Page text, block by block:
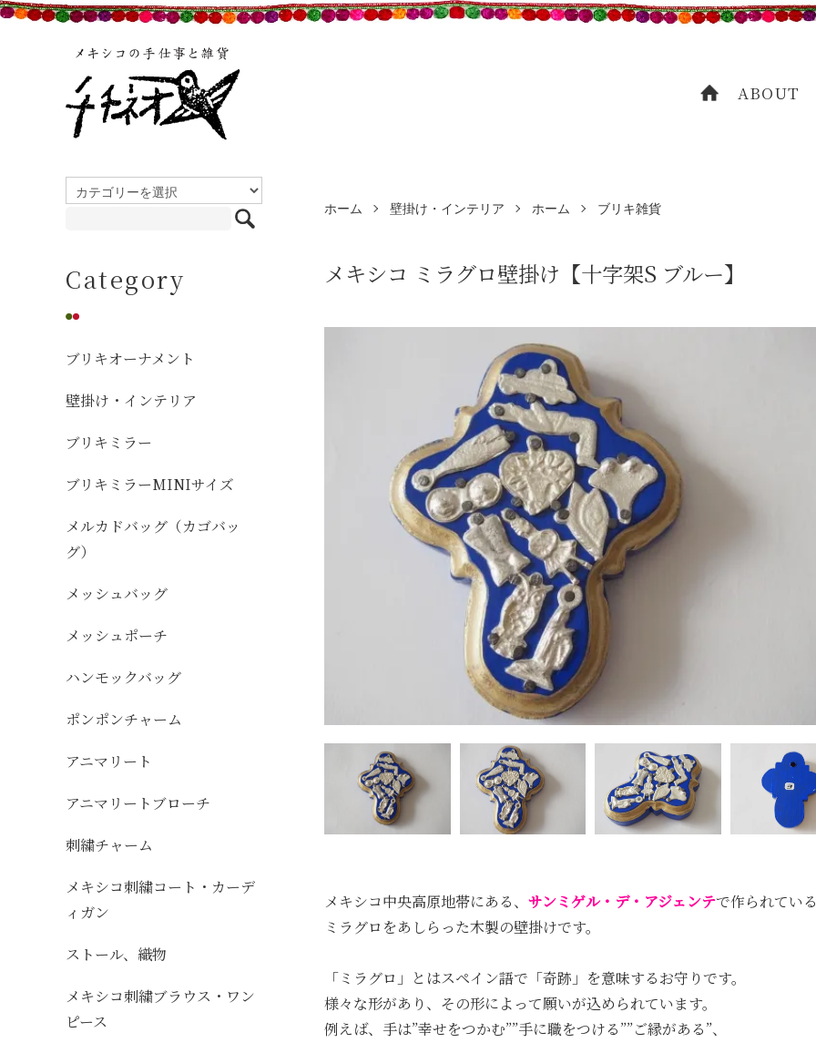
HOME
ABOUT
ホーム 壁掛け・インテリア ホーム ブリキ雑貨
メキシコ ミラグロ壁掛け【十字架S ブルー】
メキシコ中央高原地帯にある、 サンミゲル・デ・アジェンテで作られている
ミラグロをあしらった木製の壁掛けです。
「ミラグロ」とはスペイン語で「奇跡」を意味するお守りです。
様々な形があり、その形によって願いが込められています。
例えば、手は”幸せをつかむ””手に職をつける””ご縁がある”、
Category
ブリキオーナメント
壁掛け・インテリア
ブリキミラー
ブリキミラーMINIサイズ
メルカドバッグ（カゴバッ
グ）
メッシュバッグ
メッシュポーチ
ハンモックバッグ
ポンポンチャーム
アニマリート
アニマリートブローチ
刺繍チャーム
メキシコ刺繍コート・カーデ
ィガン
ストール、織物
メキシコ刺繍ブラウス・ワン
ピース